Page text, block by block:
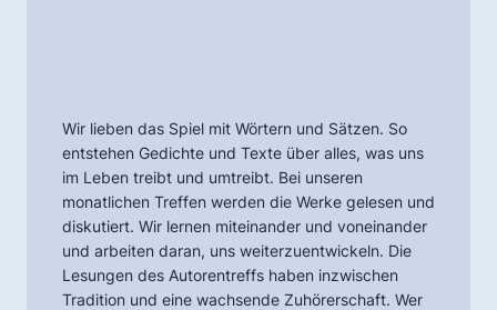
Wir lieben das Spiel mit Wörtern und Sätzen. So
entstehen Gedichte und Texte über alles, was uns
im Leben treibt und umtreibt. Bei unseren
monatlichen Treffen werden die Werke gelesen und
diskutiert. Wir lernen miteinander und voneinander
und arbeiten daran, uns weiterzuentwickeln. Die
Lesungen des Autorentreffs haben inzwischen
Tradition und eine wachsende Zuhörerschaft. Wer